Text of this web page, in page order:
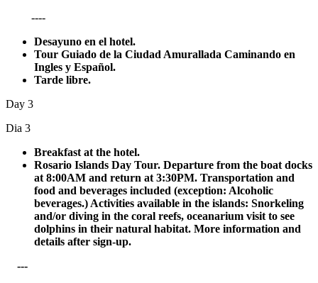
----
Desayuno en el hotel.
Tour Guiado de la Ciudad Amurallada Caminando en
Ingles y Español.
Tarde libre.
Day 3
Dia 3
Breakfast at the hotel.
Rosario Islands Day Tour. Departure from the boat docks
at 8:00AM and return at 3:30PM. Transportation and
food and beverages included (exception: Alcoholic
beverages.) Activities available in the islands: Snorkeling
and/or diving in the coral reefs, oceanarium visit to see
dolphins in their natural habitat. More information and
details after sign-up.
---